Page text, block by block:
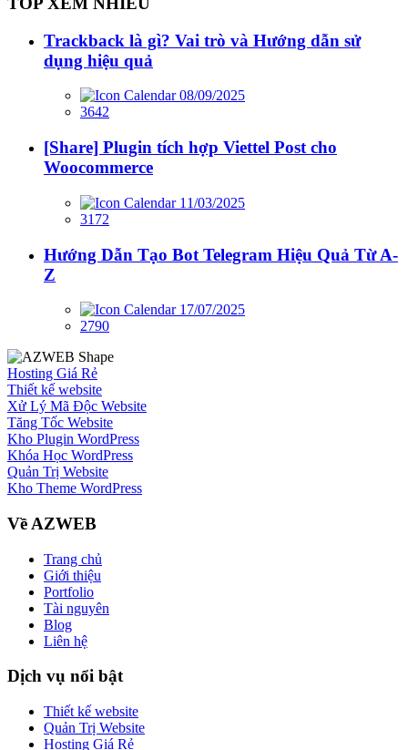
Trackback là gì? Vai trò và Hướng dẫn sử
dụng hiệu quả
08/09/2025
3642
[Share] Plugin tích hợp Viettel Post cho
Woocommerce
11/03/2025
3172
Hướng Dẫn Tạo Bot Telegram Hiệu Quả Từ A-
Z
17/07/2025
2790
Hosting Giá Rẻ
Thiết kế website
Xử Lý Mã Độc Website
Tăng Tốc Website
Kho Plugin WordPress
Khóa Học WordPress
Quản Trị Website
Kho Theme WordPress
Về AZWEB
Trang chủ
Giới thiệu
Portfolio
Tài nguyên
Blog
Liên hệ
Dịch vụ nổi bật
Thiết kế website
Quản Trị Website
Hosting Giá Rẻ